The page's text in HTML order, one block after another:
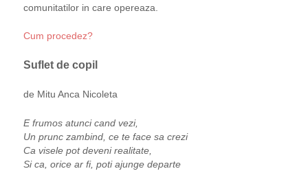
comunitatilor in care opereaza.
Cum procedez?
Suflet de copil
de Mitu Anca Nicoleta
E frumos atunci cand vezi,
Un prunc zambind, ce te face sa crezi
Ca visele pot deveni realitate,
Si ca, orice ar fi, poti ajunge departe